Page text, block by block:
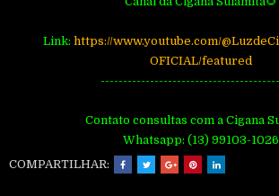
Link: https://www.youtube.com/
OFICIAL/featured
Contato consultas com a Cigana
Whatsapp: (13) 99103-1026
COMPARTILHAR: